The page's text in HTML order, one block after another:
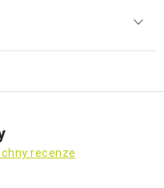
recenze